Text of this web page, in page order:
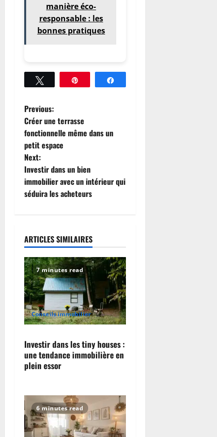
manière éco-
responsable : les
bonnes pratiques
Tweetez
P
o
s
t
n
v
i
g
a
t
i
o
n
Previous:
Créer une terrasse
fonctionnelle même dans un
petit espace
Next:
Investir dans un bien
immobilier avec un intérieur qui
séduira les acheteurs
ARTICLES SIMILAIRES
7 minutes read
Conseils immobilier
Investir dans les tiny houses :
une tendance immobilière en
plein essor
6 minutes read